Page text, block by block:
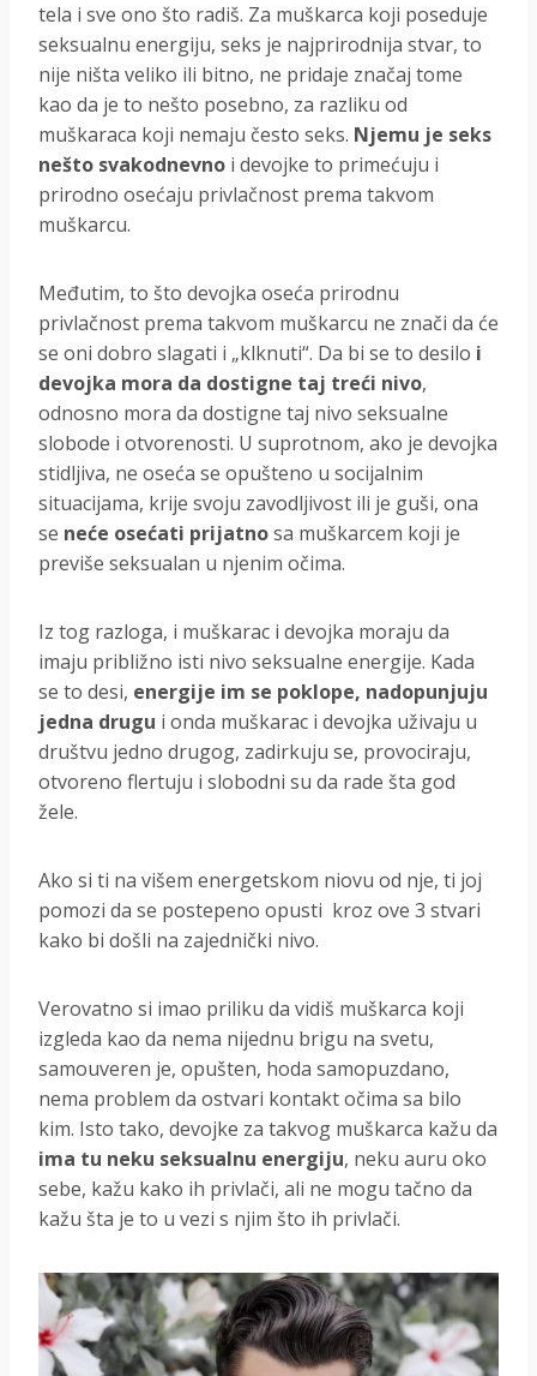
tela i sve ono što radiš. Za muškarca koji poseduje
seksualnu energiju, seks je najprirodnija stvar, to
nije ništa veliko ili bitno, ne pridaje značaj tome
kao da je to nešto posebno, za razliku od
muškaraca koji nemaju često seks. Njemu je seks
nešto svakodnevno i devojke to primećuju i
prirodno osećaju privlačnost prema takvom
muškarcu.
Međutim, to što devojka oseća prirodnu
privlačnost prema takvom muškarcu ne znači da će
se oni dobro slagati i „klknuti“. Da bi se to desilo i
devojka mora da dostigne taj treći nivo,
odnosno mora da dostigne taj nivo seksualne
slobode i otvorenosti. U suprotnom, ako je devojka
stidljiva, ne oseća se opušteno u socijalnim
situacijama, krije svoju zavodljivost ili je guši, ona
se neće osećati prijatnosa muškarcem koji je
previše seksualan u njenim očima.
Iz tog razloga, i muškarac i devojka moraju da
imaju približno isti nivo seksualne energije. Kada
se to desi, energije im se poklope, nadopunjuju
jedna drugu i onda muškarac i devojka uživaju u
društvu jedno drugog, zadirkuju se, provociraju,
otvoreno flertuju i slobodni su da rade šta god
žele.
Ako si ti na višem energetskom niovu od nje, ti joj
pomozi da se postepeno opusti kroz ove 3 stvari
kako bi došli na zajednički nivo.
Verovatno si imao priliku da vidiš muškarca koji
izgleda kao da nema nijednu brigu na svetu,
samouveren je, opušten, hoda samopuzdano,
nema problem da ostvari kontakt očima sa bilo
kim. Isto tako, devojke za takvog muškarca kažu da
ima tu neku seksualnu energiju, neku auru oko
sebe, kažu kako ih privlači, ali ne mogu tačno da
kažu šta je to u vezi s njim što ih privlači.